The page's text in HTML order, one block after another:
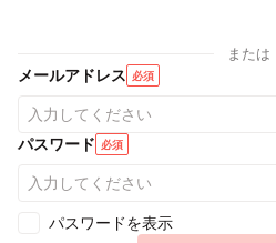
または
メールアドレス 必須
パスワード 必須
パスワードを表示